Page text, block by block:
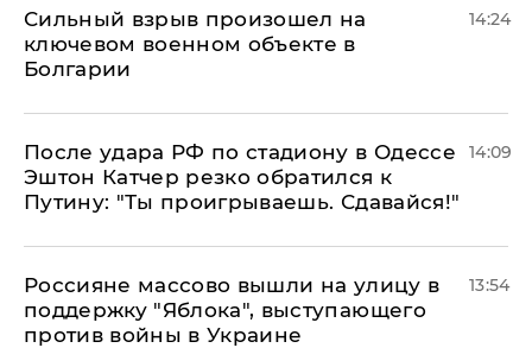
Сильный взрыв произошел на
ключевом военном объекте в
Болгарии
14:24
После удара РФ по стадиону в Одессе
Эштон Катчер резко обратился к
Путину: "Ты проигрываешь. Сдавайся!"
14:09
Россияне массово вышли на улицу в
поддержку "Яблока", выступающего
против войны в Украине
13:54